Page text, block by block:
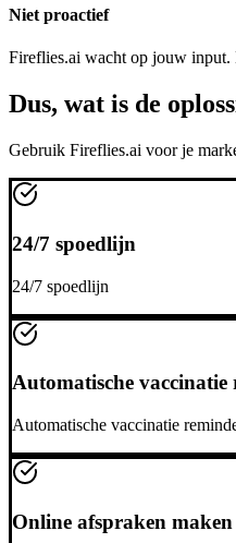
Niet proactief
Fireflies.ai wacht op jouw input.
Dus, wat is de
Gebruik Fireflies.ai voor je
24/7 spoedlijn
24/7 spoedlijn
Automatische vaccinatie
Automatische vaccinatie
Online afspraken maken